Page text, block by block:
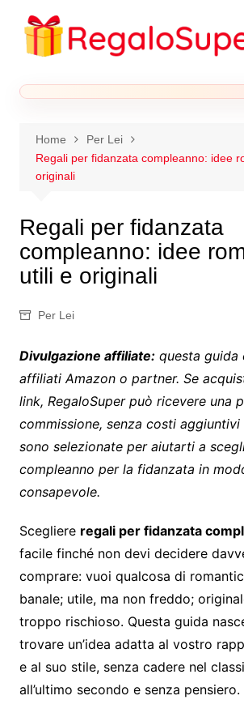
contenuto
Home
Per Lei
Regali per fidanzata compleanno: idee
originali
Regali per fidanzata
compleanno: idee
utili e originali
Per Lei
Divulgazione affiliate:questa guida
affiliati Amazon o partner. Se
link, RegaloSuper può ricevere una
commissione, senza costi
sono selezionate per aiutarti a
compleanno per la fidanzata in
consapevole.
Scegliere regali per fidanzata
facile finché non devi decidere
comprare: vuoi qualcosa di
banale; utile, ma non freddo;
troppo rischioso. Questa guida
trovare un’idea adatta al vostro
e al suo stile, senza cadere nel
all’ultimo secondo e senza pensiero.